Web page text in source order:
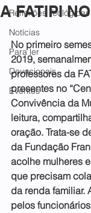
Reflexões Teológicas
Notícias
Para ler
Devocionais
Eventos
A FATIPI
No primeiro
2019,
professores da
presentes no
Convivência da
leitura,
oração. Trata-se
da Fundação
acolhe mulheres
que precisam
da renda familiar.
pelos